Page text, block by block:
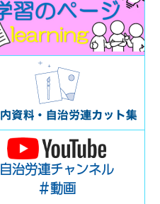
自治労連チャンネル
＃動画